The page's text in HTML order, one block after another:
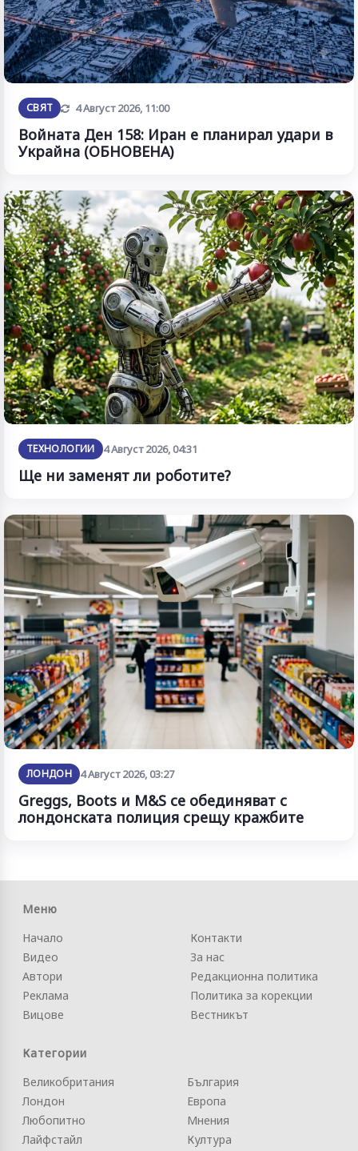
СВЯТ Обновена
4 Август 2026, 11:00
Войната Ден 158: Иран е планирал удари в
Украйна (ОБНОВЕНА)
ТЕХНОЛОГИИ 4 Август 2026, 04:31
Ще ни заменят ли роботите?
ЛОНДОН 4 Август 2026, 03:27
Greggs, Boots и M&S се обединяват с
лондонската полиция срещу кражбите
Меню
Начало
Видео
Автори
Реклама
Вицове
Контакти
За нас
Редакционна политика
Политика за корекции
Вестникът
Категории
Великобритания
Лондон
Любопитно
Лайфстайл
България
Европа
Мнения
Култура